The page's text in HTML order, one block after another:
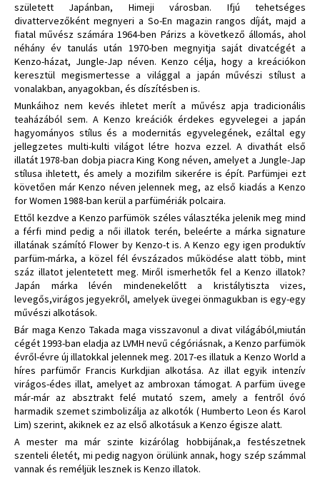
született Japánban, Himeji városban. Ifjú tehetséges
divattervezőként megnyeri a So-En magazin rangos díját, majd a
fiatal művész számára 1964-ben Párizs a következő állomás, ahol
néhány év tanulás után 1970-ben megnyitja saját divatcégét a
Kenzo-házat, Jungle-Jap néven. Kenzo célja, hogy a kreációkon
keresztül megismertesse a világgal a japán művészi stílust a
vonalakban, anyagokban, és díszítésben is.
Munkáihoz nem kevés ihletet merít a művész apja tradicionális
teaházából sem. A Kenzo kreációk érdekes egyvelegei a japán
hagyományos stílus és a modernitás egyvelegének, ezáltal egy
jellegzetes multi-kulti világot létre hozva ezzel. A divathát első
illatát 1978-ban dobja piacra King Kong néven, amelyet a Jungle-Jap
stílusa ihletett, és amely a mozifilm sikerére is épít. Parfümjei ezt
követően már Kenzo néven jelennek meg, az első kiadás a Kenzo
for Women 1988-ban kerül a parfümériák polcaira.
Ettől kezdve a Kenzo parfümök széles választéka jelenik meg mind
a férfi mind pedig a női illatok terén, beleérte a márka signature
illatának számító Flower by Kenzo-t is. A Kenzo egy igen produktív
parfüm-márka, a közel fél évszázados működése alatt több, mint
száz illatot jelentetett meg. Miről ismerhetők fel a Kenzo illatok?
Japán márka lévén mindenekelőtt a kristálytiszta vizes,
levegős,virágos jegyekről, amelyek üvegei önmagukban is egy-egy
művészi alkotások.
Bár maga Kenzo Takada maga visszavonul a divat világából,miután
cégét 1993-ban eladja az LVMH nevű cégóriásnak, a Kenzo parfümök
évről-évre új illatokkal jelennek meg. 2017-es illatuk a Kenzo World a
híres parfümőr Francis Kurkdjian alkotása. Az illat egyik intenzív
virágos-édes illat, amelyet az ambroxan támogat. A parfüm üvege
már-már az absztrakt felé mutató szem, amely a fentről óvó
harmadik szemet szimbolizálja az alkotók ( Humberto Leon és Karol
Lim) szerint, akiknek ez az első alkotásuk a Kenzo égisze alatt.
A mester ma már szinte kizárólag hobbijának,a festészetnek
szenteli életét, mi pedig nagyon örülünk annak, hogy szép számmal
vannak és reméljük lesznek is Kenzo illatok.